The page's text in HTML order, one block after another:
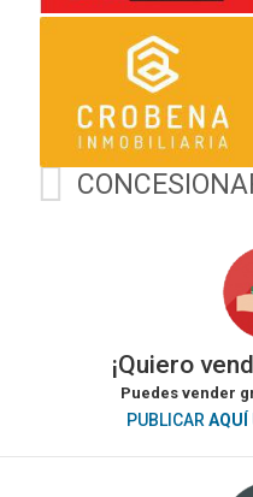
) Descubrí más en
Instagram.com/
y Facebook: Mallorca
Automóviles
(https://www.facebook.com/
¡Quiero
Puedes vender
PUBLICAR AQUÍ